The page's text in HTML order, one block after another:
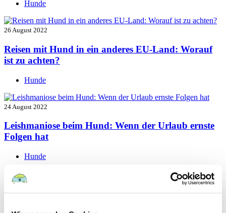
Hunde
26 August 2022
Reisen mit Hund in ein anderes EU-Land: Worauf
ist zu achten?
Hunde
24 August 2022
Leishmaniose beim Hund: Wenn der Urlaub ernste
Folgen hat
Hunde
22 August 2022